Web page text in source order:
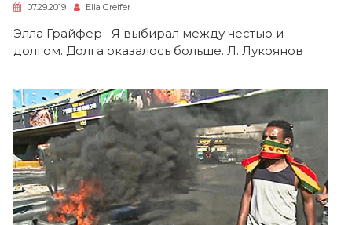
07.29.2019 Ella Greifer
Элла Грайфер Я выбирал между честью и
долгом. Долга оказалось больше. Л. Лукоянов